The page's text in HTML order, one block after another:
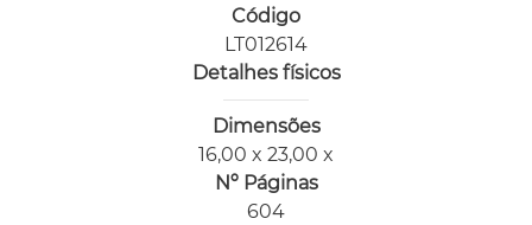
Código
LT012614
Detalhes físicos
Dimensões
16,00 x 23,00 x
Nº Páginas
604